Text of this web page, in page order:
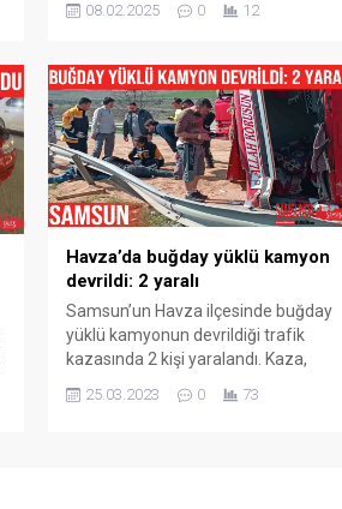
körüden devrildi. Kazada 15 kişi
göre sabah saatlerinde meydana
gelen kazada İstanbul‘dan yola
çıkan ve cenazeye katılmak için yola
çıkan 34 AV 7345 plakalı minibüs
Samsun‘un Havza ilçesi Çamyatağı
Mahallesi Şeyhali mevkisi Kavaklı...
08.02.2025 0 12
Havza’da buğday yüklü kamyon
devrildi: 2 yaralı
Samsun’un Havza ilçesinde buğday
yüklü kamyonun devrildiği trafik
kazasında 2 kişi yaralandı. Kaza,
yolu üzerindeki Karageçmiş
25.03.2023 0 73